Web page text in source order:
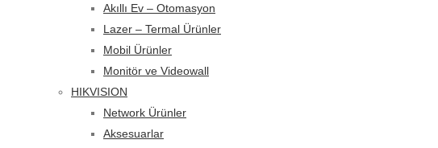
Akıllı Ev – Otomasyon
Lazer – Termal Ürünler
Mobil Ürünler
Monitör ve Videowall
HIKVISION
Network Ürünler
Aksesuarlar